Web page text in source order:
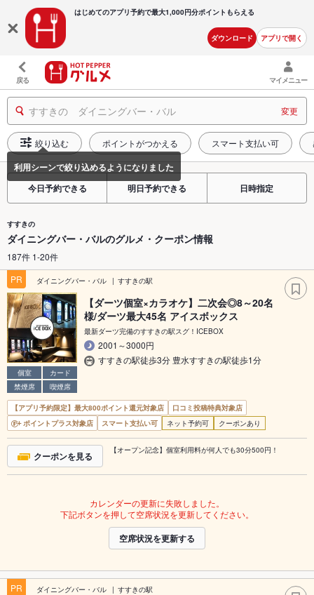
はじめてのアプリ予約で最大1,000円分ポイントもらえる
ダウンロード アプリで開く
戻る マイメニュー
すすきの ダイニングバー・バル 変更
絞り込む ポイントがつかえる スマート支払い可
今日予約できる 明日予約できる 日時指定
すすきの
ダイニングバー・バルのグルメ・クーポン情報
187件 1-20件
PR
ダイニングバー・バル すすきの駅
個室
カード
禁煙席
喫煙席
【ダーツ個室×カラオケ】二次会◎8～20名
様/ダーツ最大45名 アイスボックス
最新ダーツ完備のすすきの駅スグ！ICEBOX
2001～3000円
すすきの駅徒歩3分 豊水すすきの駅徒歩1分
【アプリ予約限定】最大800ポイント還元対象店
口コミ投稿特典対象店
ポイントプラス対象店
スマート支払い可 ネット予約可 クーポンあり
クーポンを見る 【オープン記念】個室利用料が何人でも30分500円！
カレンダーの更新に失敗しました。
下記ボタンを押して空席状況を更新してください。
空席状況を更新する
PR ダイニングバー・バル すすきの駅